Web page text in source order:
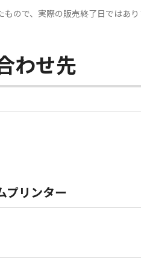
ので、実際の販売終了日ではあ
わせ先
プリンター